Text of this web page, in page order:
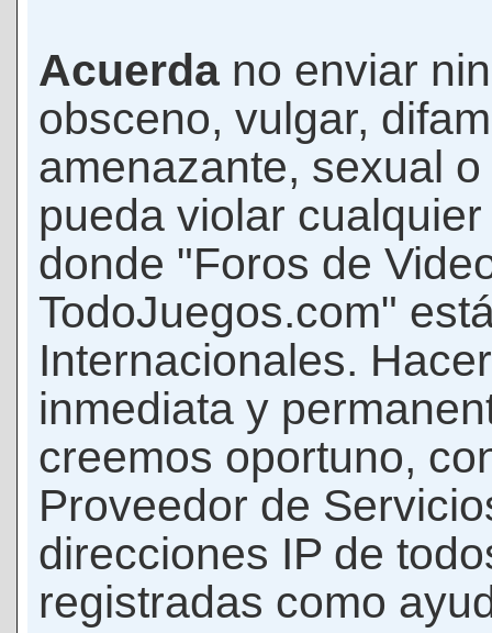
Acuerda no enviar
obsceno, vulgar,
amenazante, sexual
pueda violar
donde "Foros de
TodoJuegos.com"
Internacionales.
inmediata y
creemos oportuno,
Proveedor de
direcciones IP de
registradas como